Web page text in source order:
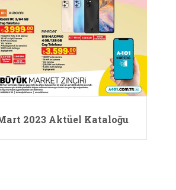
2023 Aktüel Kataloğu